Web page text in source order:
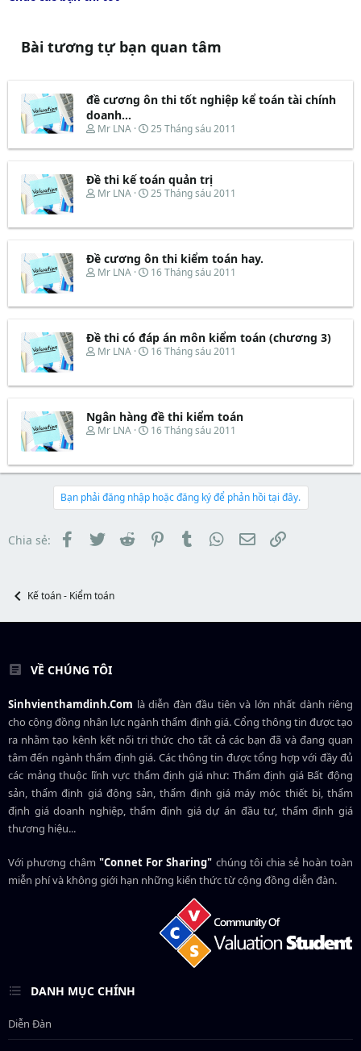
Bài tương tự bạn quan tâm
đề cương ôn thi tốt nghiệp kể toán tài chính
doanh...
T
r
a
d
a
t
e
Mr LNA
N
à
b
ắ
ầ
25 Tháng sáu 2011
Đề thi kế toán quản trị
T
e
d
s
r
e
r
Mr LNA
N
y
ắ
t
u
25 Tháng sáu 2011
Đề cương ôn thi kiểm toán hay.
T
e
d
s
r
e
r
Mr LNA
N
y
ắ
t
u
16 Tháng sáu 2011
Đề thi có đáp án môn kiểm toán (chương 3)
T
e
d
s
r
e
r
Mr LNA
N
y
ắ
t
u
16 Tháng sáu 2011
Ngân hàng đề thi kiểm toán
T
e
d
s
a
r
Mr LNA
N
y
ắ
t
ầ
u
16 Tháng sáu 2011
Bạn phải đăng nhập hoặc đăng ký để phản hồi tại đây.
Chia sẻ: Facebook
TwitterReddit PinterestTumblr WhatsApp
EmailLink
Kế toán - Kiểm toán
VỀ CHÚNG TÔI
Sinhvienthamdinh.Com là diễn đàn đầu tiên và lớn nhất dành riêng
cho cộng đồng nhân lực ngànhthẩm định giá. Cổng thông tin được tạo
ra nhằm tạo kênh kết nối tri thức cho tất cả các bạn đã và đang quan
tâm đến ngành thẩm định giá. Các thông tin được tổng hợp với đầy đủ
các mảng thuộc lĩnh vực thẩm định giá như: Thẩm định giá Bất động
sản, thẩm định giá động sản, thẩm định giá máy móc thiết bị, thẩm
định giá doanh nghiệp, thẩm định giá dự án đầu tư, thẩm định giá
thương hiệu...
Với phương châm"Connet For Sharing" chúng tôi chia sẻ hoàn toàn
miễn phí và không giới hạn những kiến thức từ cộng đồng diễn đàn.
DANH MỤC CHÍNH
Diễn Đàn